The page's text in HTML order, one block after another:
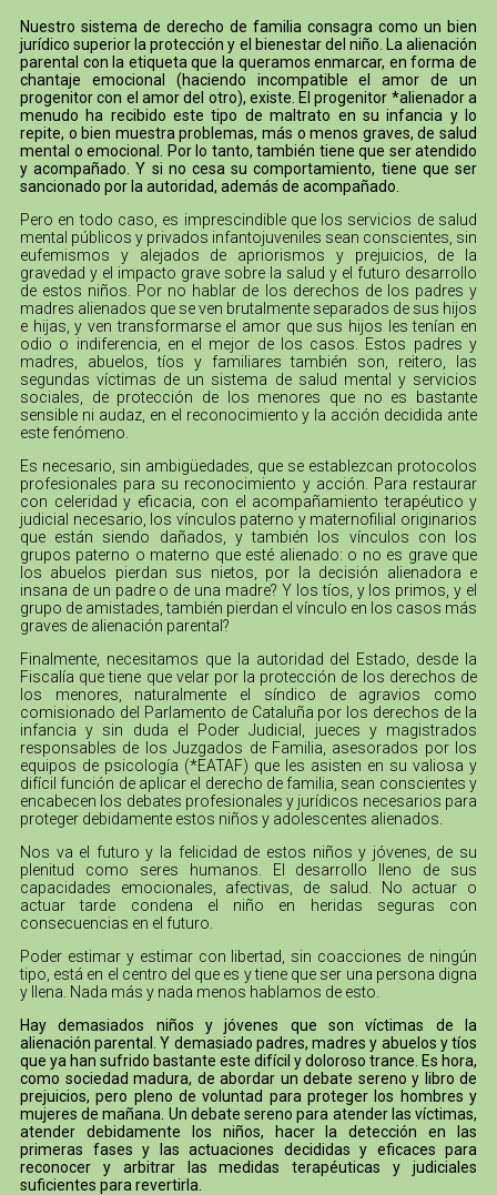
Nuestro sistema de derecho de familia consagra como un bien
jurídico superior la protección y el bienestar del niño. La alienación
parental con la etiqueta que la queramos enmarcar, en forma de
chantaje emocional (haciendo incompatible el amor de un
progenitor con el amor del otro), existe. El progenitor *alienador a
menudo ha recibido este tipo de maltrato en su infancia y lo
repite, o bien muestra problemas, más o menos graves, de salud
mental o emocional. Por lo tanto, también tiene que ser atendido
y acompañado. Y si no cesa su comportamiento, tiene que ser
sancionado por la autoridad, además de acompañado.
Pero en todo caso, es imprescindible que los servicios de salud
mental públicos y privados infantojuveniles sean conscientes, sin
eufemismos y alejados de apriorismos y prejuicios, de la
gravedad y el impacto grave sobre la salud y el futuro desarrollo
de estos niños. Por no hablar de los derechos de los padres y
madres alienados que se ven brutalmente separados de sus hijos
e hijas, y ven transformarse el amor que sus hijos les tenían en
odio o indiferencia, en el mejor de los casos. Estos padres y
madres, abuelos, tíos y familiares también son, reitero, las
segundas víctimas de un sistema de salud mental y servicios
sociales, de protección de los menores que no es bastante
sensible ni audaz, en el reconocimiento y la acción decidida ante
este fenómeno.
Es necesario, sin ambigüedades, que se establezcan protocolos
profesionales para su reconocimiento y acción. Para restaurar
con celeridad y eficacia, con el acompañamiento terapéutico y
judicial necesario, los vínculos paterno y maternofilial originarios
que están siendo dañados, y también los vínculos con los
grupos paterno o materno que esté alienado: o no es grave que
los abuelos pierdan sus nietos, por la decisión alienadora e
insana de un padre o de una madre? Y los tíos, y los primos, y el
grupo de amistades, también pierdan el vínculo en los casos más
graves de alienación parental?
Finalmente, necesitamos que la autoridad del Estado, desde la
Fiscalía que tiene que velar por la protección de los derechos de
los menores, naturalmente el síndico de agravios como
comisionado del Parlamento de Cataluña por los derechos de la
infancia y sin duda el Poder Judicial, jueces y magistrados
responsables de los Juzgados de Familia, asesorados por los
equipos de psicología (*EATAF) que les asisten en su valiosa y
difícil función de aplicar el derecho de familia, sean conscientes y
encabecen los debates profesionales y jurídicos necesarios para
proteger debidamente estos niños y adolescentes alienados.
Nos va el futuro y la felicidad de estos niños y jóvenes, de su
plenitud como seres humanos. El desarrollo lleno de sus
capacidades emocionales, afectivas, de salud. No actuar o
actuar tarde condena el niño en heridas seguras con
consecuencias en el futuro.
Poder estimar y estimar con libertad, sin coacciones de ningún
tipo, está en el centro del que es y tiene que ser una persona digna
y llena. Nada más y nada menos hablamos de esto.
Hay demasiados niños y jóvenes que son víctimas de la
alienación parental. Y demasiado padres, madres y abuelos y tíos
que ya han sufrido bastante este difícil y doloroso trance. Es hora,
como sociedad madura, de abordar un debate sereno y libro de
prejuicios, pero pleno de voluntad para proteger los hombres y
mujeres de mañana. Un debate sereno para atender las víctimas,
atender debidamente los niños, hacer la detección en las
primeras fases y las actuaciones decididas y eficaces para
reconocer y arbitrar las medidas terapéuticas y judiciales
suficientes para revertirla.